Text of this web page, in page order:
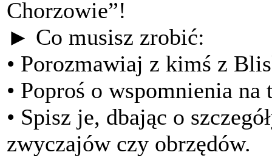
Chorzowie”!
► Co musisz zrobić:
• Porozmawiaj z kimś z
• Poproś o wspomnienia na
• Spisz je, dbając o
zwyczajów czy obrzędów.